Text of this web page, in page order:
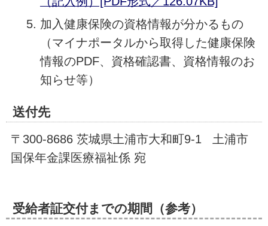
加入健康保険の資格情報が分かるもの
（マイナポータルから取得した健康保険
情報のPDF、資格確認書、資格情報のお
知らせ等）
送付先
〒300-8686 茨城県土浦市大和町9-1 土浦市
国保年金課医療福祉係 宛
受給者証交付までの期間（参考）